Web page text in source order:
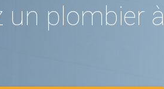
un plombier à